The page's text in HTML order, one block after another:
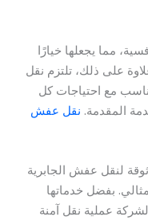
مما يجعلها خيارًا
على ذلك، تلتزم نقل
مع احتياجات كل
المقدمة. نقل عفش
لنقل عفش الجابرية
بفضل خدماتها
عملية نقل آمنة